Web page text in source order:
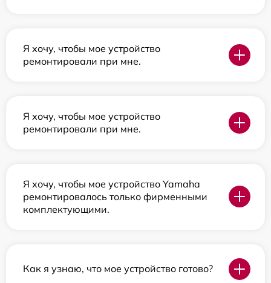
Я хочу, чтобы мое устройство
ремонтировали при мне.
Я хочу, чтобы мое устройство
ремонтировали при мне.
Я хочу, чтобы мое устройство Yamaha
ремонтировалось только фирменными
комплектующими.
Как я узнаю, что мое устройство готово?